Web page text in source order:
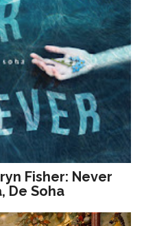
Fisher: Never
De Soha